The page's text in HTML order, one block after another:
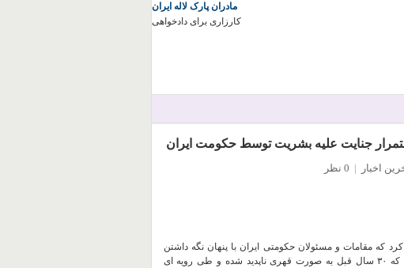
مادران پارک لاله ایران
کارزاری برای دادخواهی
اخبار | 0 نظر
کرد که مقامات و مسئولانحکومتی ایران با پنهان نگه داشتن
سرنوشت و محل دفن هزاران مخالف و دگراندیش سیاسی که ۳۰ سال قبل به صورت قهری ناپدید شده و طی رویه ‌ای